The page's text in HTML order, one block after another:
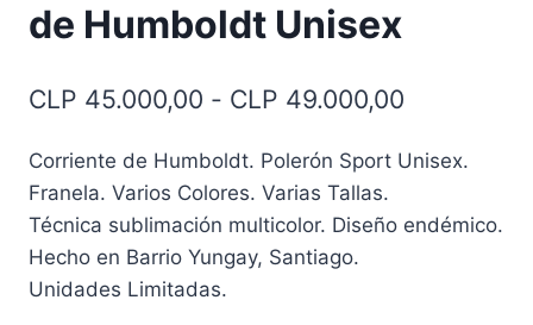
de Humboldt Unisex
CLP 45.000,00 - CLP 49.000,00
precios:
desde
Corriente de Humboldt. Polerón Sport Unisex.
Franela. Varios Colores. Varias Tallas.
Técnica sublimación multicolor. Diseño endémico.
Hecho en Barrio Yungay, Santiago.
Unidades Limitadas.